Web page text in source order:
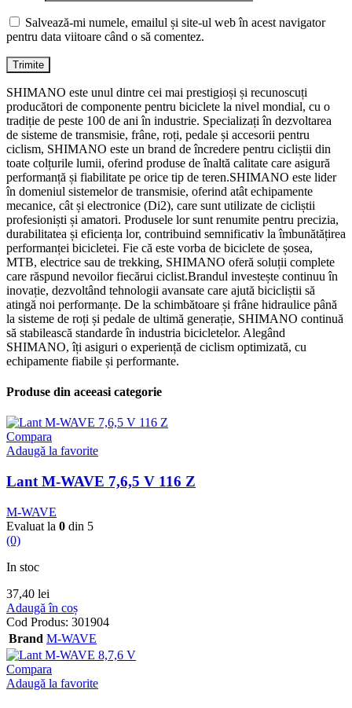
Salvează-mi numele, emailul și site-ul web în acest navigator
pentru data viitoare când o să comentez.
SHIMANO este unul dintre cei mai prestigioși și recunoscuți
producători de componente pentru biciclete la nivel mondial, cu o
tradiție de peste 100 de ani în industrie. Specializați în dezvoltarea
de sisteme de transmisie, frâne, roți, pedale și accesorii pentru
ciclism, SHIMANO este un brand de încredere pentru cicliștii din
toate colțurile lumii, oferind produse de înaltă calitate care asigură
performanță și fiabilitate pe orice tip de teren.SHIMANO este lider
în domeniul sistemelor de transmisie, oferind atât echipamente
mecanice, cât și electronice (Di2), care sunt utilizate de cicliștii
profesioniști și amatori. Produsele lor sunt renumite pentru precizia,
durabilitatea și eficiența lor, contribuind semnificativ la îmbunătățirea
performanței bicicletei. Fie că este vorba de biciclete de șosea,
MTB, electrice sau de trekking, SHIMANO oferă soluții complete
care răspund nevoilor fiecărui ciclist.Brandul investește continuu în
inovație, dezvoltând tehnologii avansate care ajută bicicliștii să
atingă noi performanțe. De la schimbătoare și frâne hidraulice până
la sisteme de roți și pedale de ultimă generație, SHIMANO continuă
să stabilească standarde în industria bicicletelor. Alegând
SHIMANO, îți asiguri o experiență de ciclism optimizată, cu
echipamente fiabile și performante.
Produse din aceeasi categorie
Compara
Adaugă la favorite
Lant M-WAVE 7,6,5 V 116 Z
M-WAVE
Evaluat la 0 din 5
(0)
In stoc
37,40 lei
Adaugă în coș
Cod Produs: 301904
Brand M-WAVE
Compara
Adaugă la favorite